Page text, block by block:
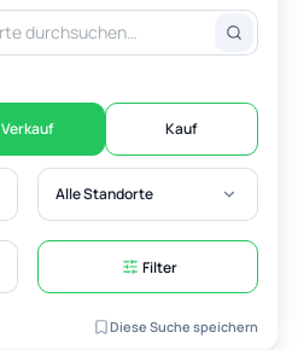
Verkauf Kauf
Alle Standorte
Filter
Diese Suche speichern